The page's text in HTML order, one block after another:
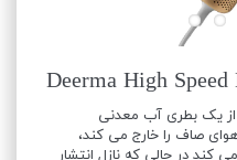
Deerma High
یک بطری آب معدنی
صاف را خارج می کند،
در حالی که نازل انتشار